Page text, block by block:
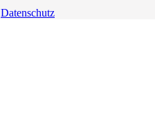
Datenschutz